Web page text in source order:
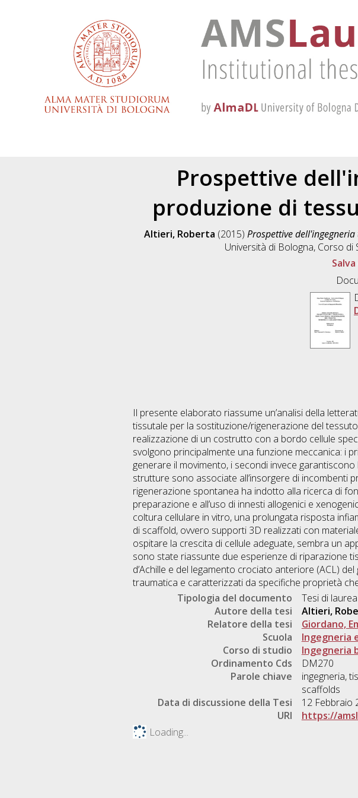
Prospettive
produzione di
Altieri, Roberta (2015) Prospettive
Università di Bologna, Corso di
Il presente elaborato riassume un’analisi della
tissutale per la sostituzione/rigenerazione del
realizzazione di un costrutto con a bordo cellule
svolgono principalmente una funzione meccanica: i
generare il movimento, i secondi invece
strutture sono associate all’insorgere di incombenti
rigenerazione spontanea ha indotto alla ricerca di
preparazione e all’uso di innesti allogenici e
coltura cellulare in vitro, una prolungata risposta
di scaffold, ovvero supporti 3D realizzati con
ospitare la crescita di cellule adeguate, sembra un
sono state riassunte due esperienze di riparazione
d’Achille e del legamento crociato anteriore (ACL)
traumatica e caratterizzati da specifiche proprietà
Tipologia del documento
Tesi di
Autore della tesi
Altieri,
Relatore della tesi
Giordano,
Scuola
Ingegneria
Corso di studio
Ingegneria
Ordinamento Cds
DM270
Parole chiave
ingegneria,
scaffolds
Data di discussione della Tesi
12 Febbraio
URI
https://
Loading...